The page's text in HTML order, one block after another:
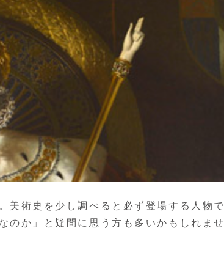
美術史を少し調べると必ず登場する人物で
のか」と疑問に思う方も多いかもしれませ